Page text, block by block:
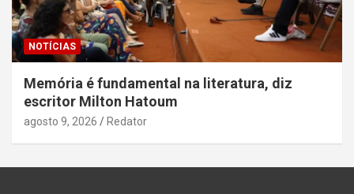
NOTÍCIAS
Memória é fundamental na literatura, diz
escritor Milton Hatoum
agosto 9, 2026 Redator